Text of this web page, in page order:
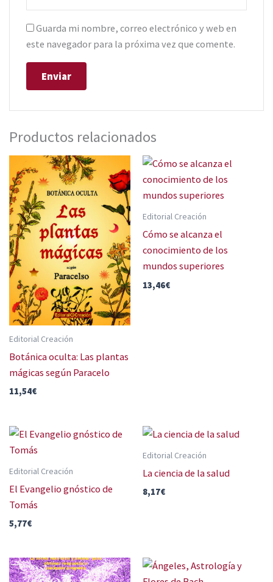
Guarda mi nombre, correo electrónico y web en
este navegador para la próxima vez que comente.
Productos relacionados
Editorial Creación
Botánica oculta: Las plantas
mágicas según Paracelo
11,54€
Editorial Creación
Cómo se alcanza el
conocimiento de los
mundos superiores
13,46€
Editorial Creación
El Evangelio gnóstico de
Tomás
5,77€
Editorial Creación
La ciencia de la salud
8,17€